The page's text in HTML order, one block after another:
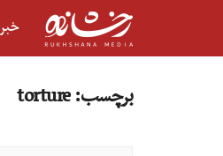
خبر
برچسب:torture